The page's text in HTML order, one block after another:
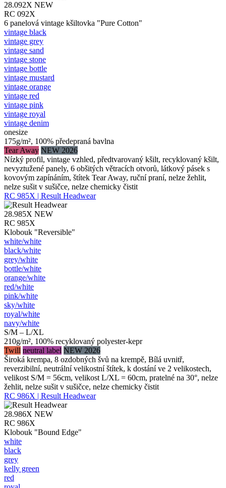
28.092X NEW
RC 092X
6 panelová vintage kšiltovka "Pure Cotton"
vintage black
vintage grey
vintage sand
vintage stone
vintage bottle
vintage mustard
vintage orange
vintage red
vintage pink
vintage royal
vintage denim
onesize
175g/m², 100% předepraná bavlna
Tear Away NEW 2026
Nízký profil, vintage vzhled, předtvarovaný kšilt, recyklovaný kšilt,
nevyztužené panely, 6 obšitých větracích otvorů, látkový pásek s
kovovým zapínáním, štítek Tear Away, ruční praní, nelze žehlit,
nelze sušit v sušičce, nelze chemicky čistit
RC 985X | Result Headwear
28.985X NEW
RC 985X
Klobouk "Reversible"
white/​white
black/​white
grey/​white
bottle/​white
orange/​white
red/​white
pink/​white
sky/​white
royal/​white
navy/​white
S/M – L/XL
210g/m², 100% recyklovaný polyester-kepr
Twill neutral label NEW 2026
Široká krempa, 8 ozdobných švů na krempě, Bílá uvnitř,
reverzibilní, neutrální velikostní štítek, k dostání ve 2 velikostech,
velikost S/M = 56cm, velikost L/XL = 60cm, pratelné na 30°, nelze
žehlit, nelze sušit v sušičce, nelze chemicky čistit
RC 986X | Result Headwear
28.986X NEW
RC 986X
Klobouk "Bound Edge"
white
black
grey
kelly green
red